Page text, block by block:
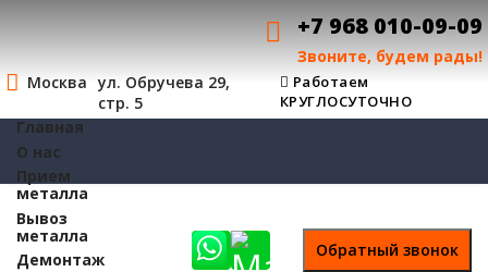
+7 968 010-09-09
Звоните, будем рады!
Москва ул. Обручева 29,
стр. 5
Работаем
КРУГЛОСУТОЧНО
Главная
О нас
Прием
металла
Вывоз
металла
Демонтаж